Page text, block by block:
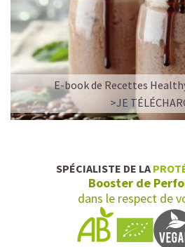
E-book de Recettes
>JE
SPÉCIALISTE DE LA
Booster de
dans le respect de